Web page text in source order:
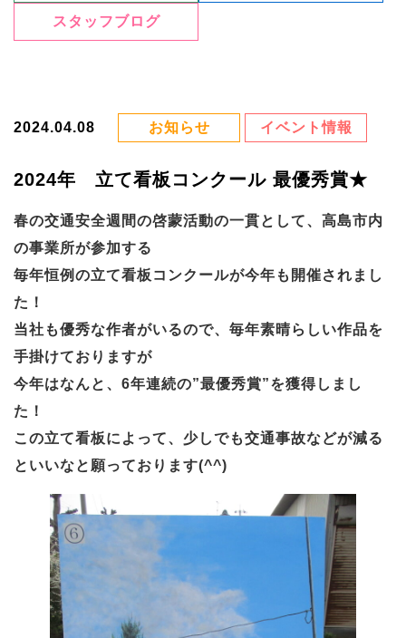
スタッフブログ
2024.04.08 お知らせ イベント情報
2024年 立て看板コンクール 最優秀賞★
春の交通安全週間の啓蒙活動の一貫として、高島市内
の事業所が参加する
毎年恒例の立て看板コンクールが今年も開催されまし
た！
当社も優秀な作者がいるので、毎年素晴らしい作品を
手掛けておりますが
今年はなんと、6年連続の”最優秀賞”を獲得しまし
た！
この立て看板によって、少しでも交通事故などが減る
といいなと願っております(^^)